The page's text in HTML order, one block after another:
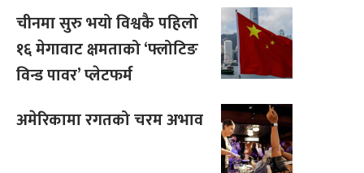
चीनमा सुरु भयो विश्वकै पहिलो
१६ मेगावाट क्षमताको ‘फ्लोटिङ
विन्ड पावर’ प्लेटफर्म
अमेरिकामा रगतको चरम अभाव